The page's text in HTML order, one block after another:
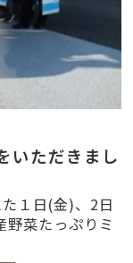
いただきまし
１日(金)、2日
菜たっぷりミ